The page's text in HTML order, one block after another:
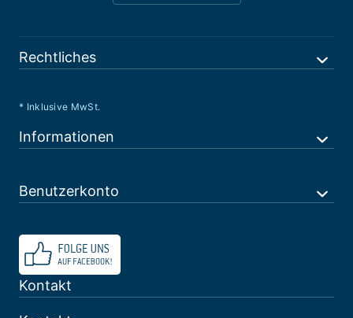
Rechtliches
* Inklusive MwSt.
Informationen
Benutzerkonto
Kontakt